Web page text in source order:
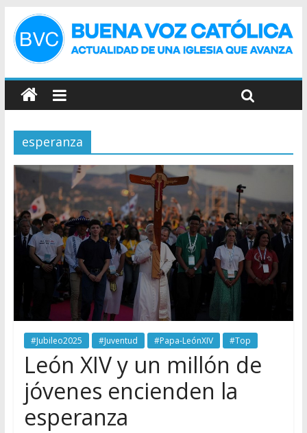
esperanza
#Jubileo2025 #Juventud #Papa-LeónXIV #Top
León XIV y un millón de
jóvenes encienden la
esperanza